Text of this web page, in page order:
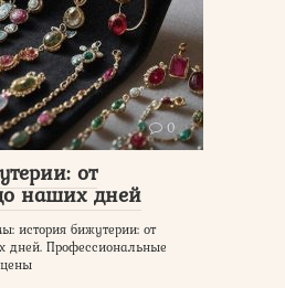
0
от
наших дней
история бижутерии: от
дней. Профессиональные